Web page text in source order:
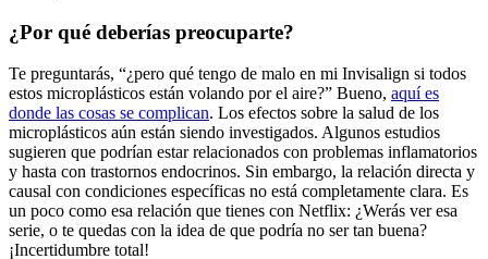
¿Por qué deberías preocuparte?
Te preguntarás, “¿pero qué tengo de malo en mi Invisalign si todos
estos microplásticos están volando por el aire?” Bueno, aquí es
donde las cosas se complican. Los efectos sobre la salud de los
microplásticos aún están siendo investigados. Algunos estudios
sugieren que podrían estar relacionados con problemas inflamatorios
y hasta con trastornos endocrinos. Sin embargo, la relación directa y
causal con condiciones específicas no está completamente clara. Es
un poco como esa relación que tienes con Netflix: ¿Werás ver esa
serie, o te quedas con la idea de que podría no ser tan buena?
¡Incertidumbre total!